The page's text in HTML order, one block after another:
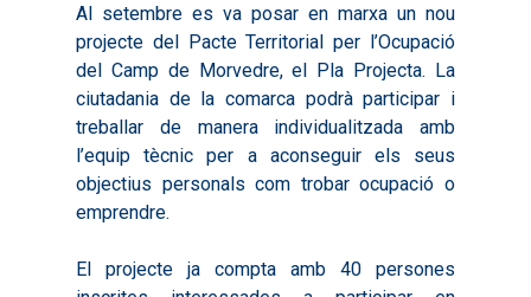
Al setembre es va posar en marxa un nou
projecte del Pacte Territorial per l’Ocupació
del Camp de Morvedre, el Pla Projecta. La
ciutadania de la comarca podrà participar i
treballar de manera individualitzada amb
l’equip tècnic per a aconseguir els seus
objectius personals com trobar ocupació o
emprendre.
El projecte ja compta amb 40 persones